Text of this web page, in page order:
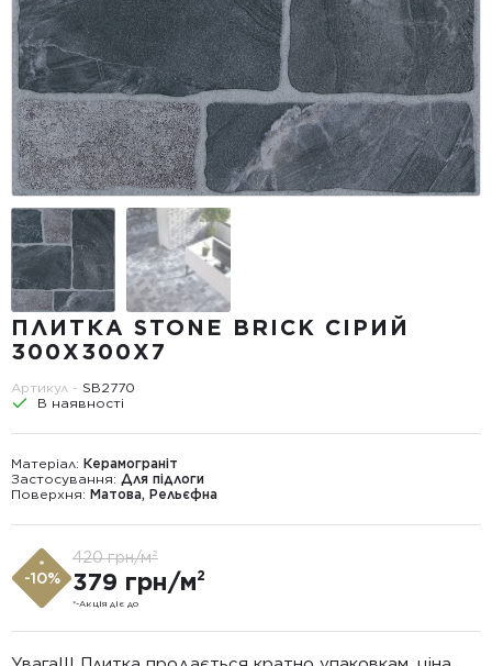
ПЛИТКА STONE BRICK СІРИЙ
300Х300X7
Артикул - SB2770
В наявності
Матеріал: Керамограніт
Застосування: Для підлоги
Поверхня: Матова, Рельєфна
*
-10%
420 грн/м²
379 грн/м²
*-Акція діє до